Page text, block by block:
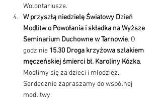
Wolontariusze.
W przyszłą niedzielę Światowy Dzień
Modlitw o Powołania i składka na Wyższe
Seminarium Duchowne w Tarnowie. O
godzinie 15.30 Droga krzyżowa szlakiem
męczeńskiej śmierci bł. Karoliny Kózka.
Modlimy się za dzieci i młodzież.
Serdecznie zapraszamy do wspólnej
modlitwy.